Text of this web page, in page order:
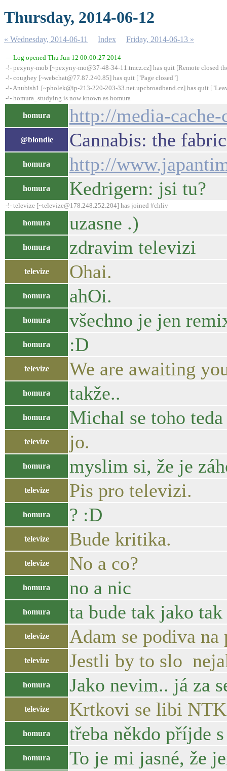
Thursday, 2014-06-12
« Wednesday, 2014-06-11 Index Friday, 2014-06-13 »
--- Log opened Thu Jun 12 00:00:27 2014
-!- pexyny-mob [~pexyny-mo@37-48-34-11.tmcz.cz] has quit [Remote closed
-!- coughey [~webchat@77.87.240.85] has quit ["Page closed"]
-!- Anubish1 [~pholek@ip-213-220-203-33.net.upcbroadband.cz] has quit
-!- homura_studying is now known as homura
homura http://media-
@blondie Cannabis: the
homura http://
homura Kedrigern: jsi tu?
-!- televize [~televize@178.248.252.204] has joined #chliv
homura uzasne .)
homura zdravim televizi
televize Ohai.
homura ahOi.
homura všechno je jen
homura :D
televize We are awaiting
homura takže..
homura Michal se toho
televize jo.
homura myslim si, že je
televize Pis pro televizi.
homura ? :D
televize Bude kritika.
televize No a co?
homura no a nic
homura ta bude tak jako tak
televize Adam se podiva na
televize Jestli by to slo
homura Jako nevim.. já za
televize Krtkovi se libi
homura třeba někdo příjde
homura To je mi jasné, že